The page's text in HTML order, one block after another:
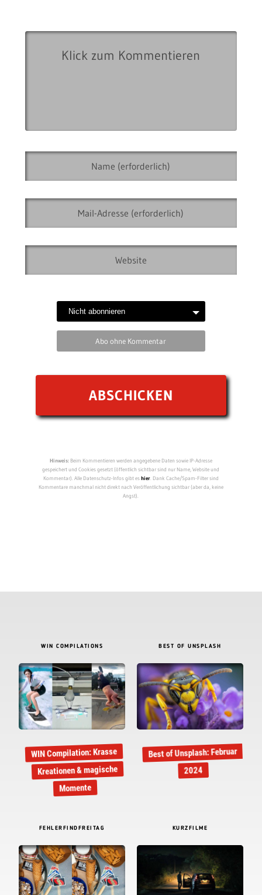
Abo ohne Kommentar
Hinweis:Beim Kommentieren werden angegebene Daten sowie IP-Adresse
gespeichert und Cookies gesetzt (öffentlich sichtbar sind nur Name, Website und
Kommentar). Alle Datenschutz-Infos gibt eshier. Dank Cache/Spam-Filter sind
Kommentare manchmal nicht direkt nach Veröffentlichung sichtbar (aber da, keine
Angst).
WIN COMPILATIONS
WIN Compilation: Krasse
Kreationen & magische
Momente
BEST OF UNSPLASH
Best of Unsplash: Februar
2024
FEHLERFINDFREITAG KURZFILME